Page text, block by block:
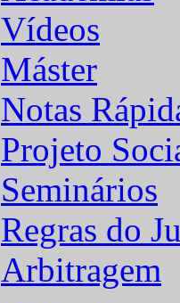
Vídeos
Máster
Notas
Projeto
Seminários
Regras do
Arbitragem